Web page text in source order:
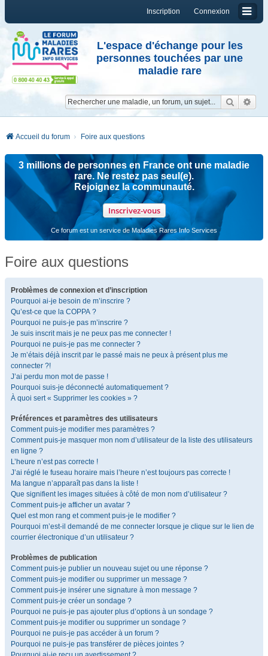
Connexion
Inscription
L'espace d'échange pour les
personnes touchées par une
maladie rare
Accueil du forum Foire aux questions
3 millions de personnes en France ont une maladie
rare. Ne restez pas seul(e).
Rejoignez la communauté.
Inscrivez-vous
Ce forum est un service de Maladies Rares Info Services
Foire aux questions
Problèmes de connexion et d’inscription
Pourquoi ai-je besoin de m’inscrire ?
Qu’est-ce que la COPPA ?
Pourquoi ne puis-je pas m’inscrire ?
Je suis inscrit mais je ne peux pas me connecter !
Pourquoi ne puis-je pas me connecter ?
Je m’étais déjà inscrit par le passé mais ne peux à présent plus me
connecter ?!
J’ai perdu mon mot de passe !
Pourquoi suis-je déconnecté automatiquement ?
À quoi sert « Supprimer les cookies » ?
Préférences et paramètres des utilisateurs
Comment puis-je modifier mes paramètres ?
Comment puis-je masquer mon nom d’utilisateur de la liste des utilisateurs
en ligne ?
L’heure n’est pas correcte !
J’ai réglé le fuseau horaire mais l’heure n’est toujours pas correcte !
Ma langue n’apparaît pas dans la liste !
Que signifient les images situées à côté de mon nom d’utilisateur ?
Comment puis-je afficher un avatar ?
Quel est mon rang et comment puis-je le modifier ?
Pourquoi m’est-il demandé de me connecter lorsque je clique sur le lien de
courrier électronique d’un utilisateur ?
Problèmes de publication
Comment puis-je publier un nouveau sujet ou une réponse ?
Comment puis-je modifier ou supprimer un message ?
Comment puis-je insérer une signature à mon message ?
Comment puis-je créer un sondage ?
Pourquoi ne puis-je pas ajouter plus d’options à un sondage ?
Comment puis-je modifier ou supprimer un sondage ?
Pourquoi ne puis-je pas accéder à un forum ?
Pourquoi ne puis-je pas transférer de pièces jointes ?